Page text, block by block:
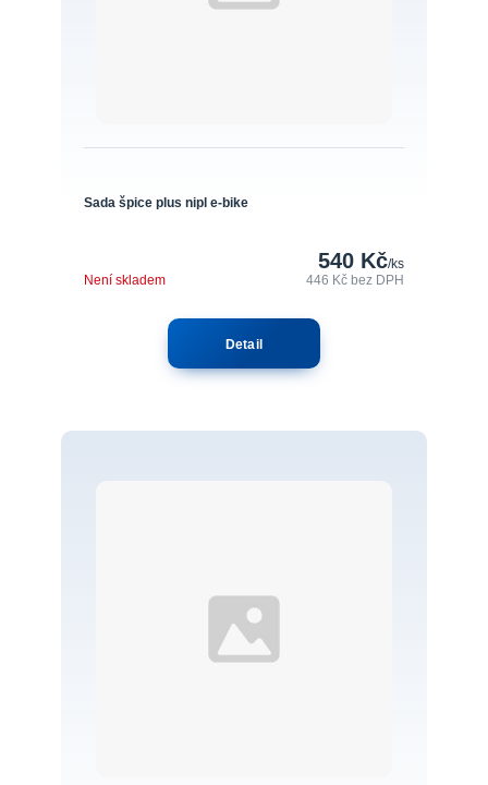
Sada špice plus nipl e-bike
540 Kč/ks
446 Kč bez DPH
Není skladem
Detail